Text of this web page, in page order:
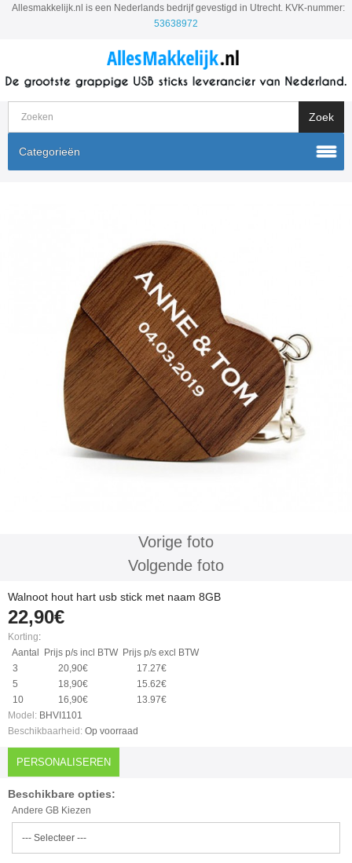
Allesmakkelijk.nl is een Nederlands bedrijf gevestigd in Utrecht. KVK-nummer:
53638972
Categorieën
Vorige foto
Volgende foto
Walnoot hout hart usb stick met naam 8GB
22,90€
Korting:
Aantal
Prijs p/s incl BTW Prijs p/s excl BTW
3
20,90€
17.27€
5
18,90€
15.62€
10
16,90€
13.97€
Model: BHVI1101
Beschikbaarheid: Op voorraad
PERSONALISEREN
Beschikbare opties:
Andere GB Kiezen